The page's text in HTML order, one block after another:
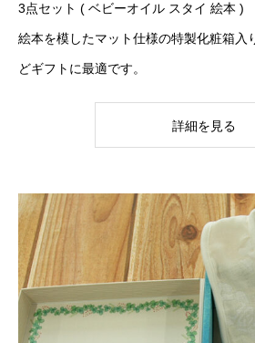
3点セット ( ベビーオイル スタイ 絵本 )
絵本を模したマット仕様の特製化粧箱入
どギフトに最適です。
詳細を見る